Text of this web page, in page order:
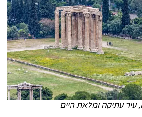
עיר עתיקה ומלאת חיים